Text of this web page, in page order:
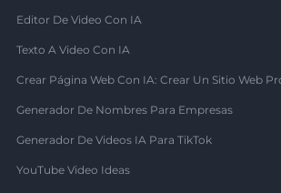
Editor De Video Con IA
Texto A Video Con IA
Crear Página Web Con IA: Crear Un Sitio Web
Generador De Nombres Para Empresas
Generador De Videos IA Para TikTok
YouTube Video Ideas